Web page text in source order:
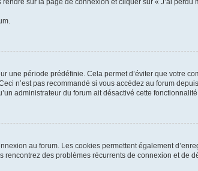
une période prédéfinie. Cela permet d’éviter que votre
n’est pas recommandé si vous accédez au forum
administrateur du forum ait désactivé cette fonctionnalité.
au forum. Les cookies permettent également
des problèmes récurrents de connexion et de